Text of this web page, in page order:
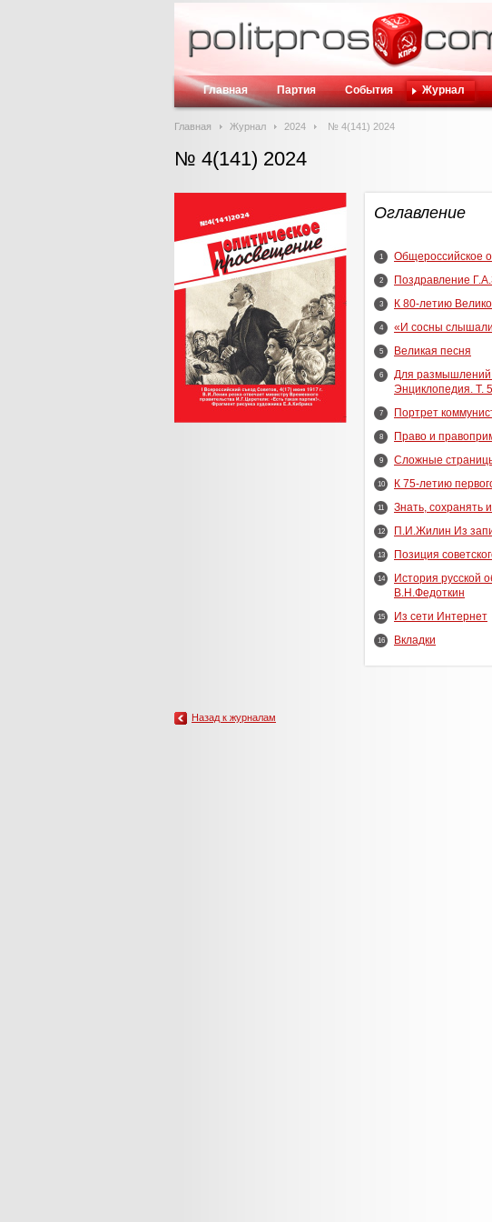
Главная Партия События Журнал
Главная Журнал 2024 № 4(141) 2024
№ 4(141) 2024
Оглавление
1 Общероссийское
2 Поздравление
3 К 80-летию
4 «И сосны слышали
5 Великая песня
6
Для размышлений
Энциклопедия. Т.
7 Портрет
8 Право и
9 Сложные
10 К 75-летию
11 Знать, сохранять
12 П.И.Жилин Из
13 Позиция
14
История русской
В.Н.Федоткин
15 Из сети Интернет
16 Вкладки
Назад к журналам